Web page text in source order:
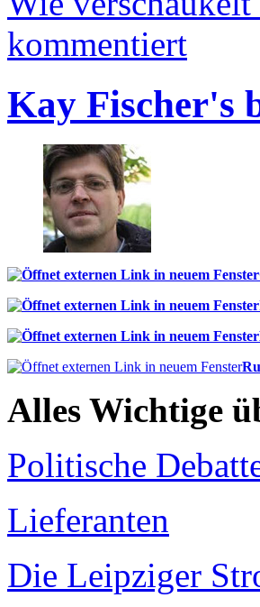
kommentiert
Kay Fischer's
Alles Wichtige
Politische
Lieferanten
Die Leipziger